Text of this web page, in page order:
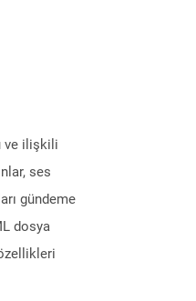
ve ilişkili
ses
gündeme
dosya